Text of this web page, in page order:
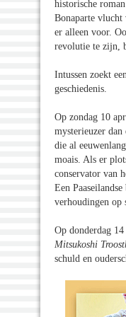
historische
Bonaparte vlucht
er alleen voor.
revolutie te zijn,
Intussen zoekt
geschiedenis.
Op zondag 10
mysterieuzer dan
die al
moais. Als er
conservator van
Een
verhoudingen op
Op donderdag
Mitsukoshi
schuld en